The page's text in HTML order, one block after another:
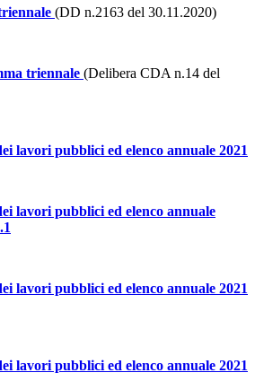
(DD n.2163 del 30.11.2020)
triennale (Delibera CDA n.14 del
lavori pubblici ed elenco annuale 2021
lavori pubblici ed elenco annuale
lavori pubblici ed elenco annuale 2021
lavori pubblici ed elenco annuale 2021